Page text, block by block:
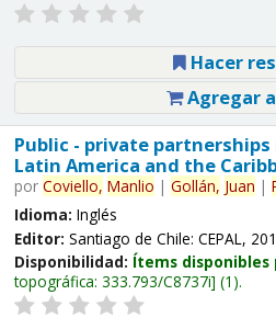
Hacer
Agregar
Public - private
Latin America and the
por Coviello, Manlio | Gollán, Juan |
Idioma: Inglés
Editor: Santiago de Chile: CEPAL,
Disponibilidad: Ítems
topográfica: 333.793/C8737i (1).